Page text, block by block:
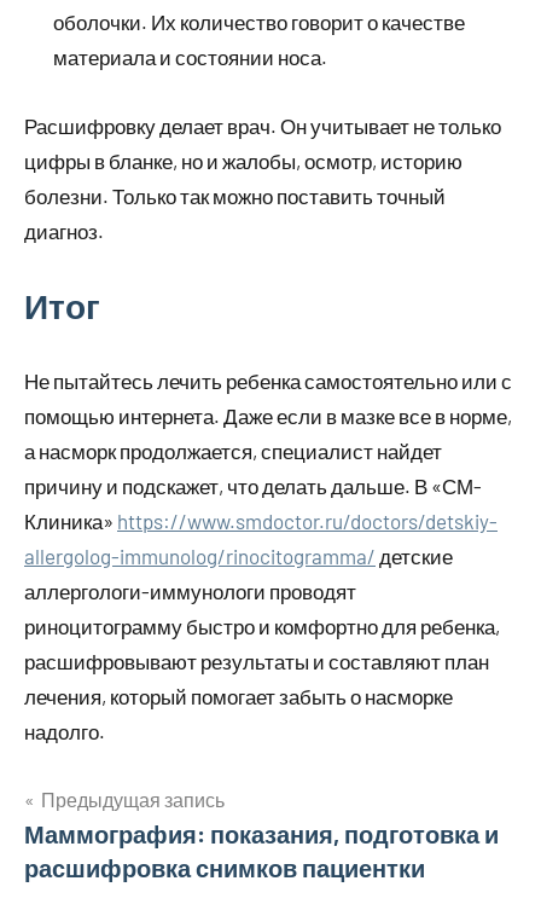
оболочки. Их количество говорит о качестве
материала и состоянии носа.
Расшифровку делает врач. Он учитывает не только
цифры в бланке, но и жалобы, осмотр, историю
болезни. Только так можно поставить точный
диагноз.
Итог
Не пытайтесь лечить ребенка самостоятельно или с
помощью интернета. Даже если в мазке все в норме,
а насморк продолжается, специалист найдет
причину и подскажет, что делать дальше. В «СМ-
Клиника» https://www.smdoctor.ru/doctors/detskiy-
allergolog-immunolog/rinocitogramma/ детские
аллергологи-иммунологи проводят
риноцитограмму быстро и комфортно для ребенка,
расшифровывают результаты и составляют план
лечения, который помогает забыть о насморке
надолго.
Навигация
по
Предыдущая запись
Маммография: показания, подготовка и
расшифровка снимков пациентки